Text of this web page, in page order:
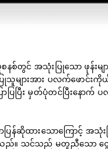
နစ်တွင် အသုံးပြုသော ဖုန်းမ
များအား ပလက်ဖောင်း
ပြပြီး မှတ်ပုံတင်ပြီးနောက်
ပြန်ဆိုထားသောကြောင့်
ည်။ သင်သည် မတူညီသော ငွေက